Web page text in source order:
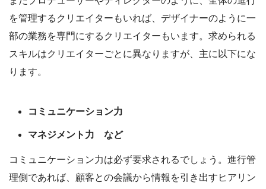
を管理するクリエイターもいれば、デザイナーのように一
部の業務を専門にするクリエイターもいます。求められる
スキルはクリエイターごとに異なりますが、主に以下にな
ります。
コミュニケーション力
マネジメント力 など
コミュニケーション力は必ず要求されるでしょう。進行管
理側であれば、顧客との会議から情報を引き出すヒアリン